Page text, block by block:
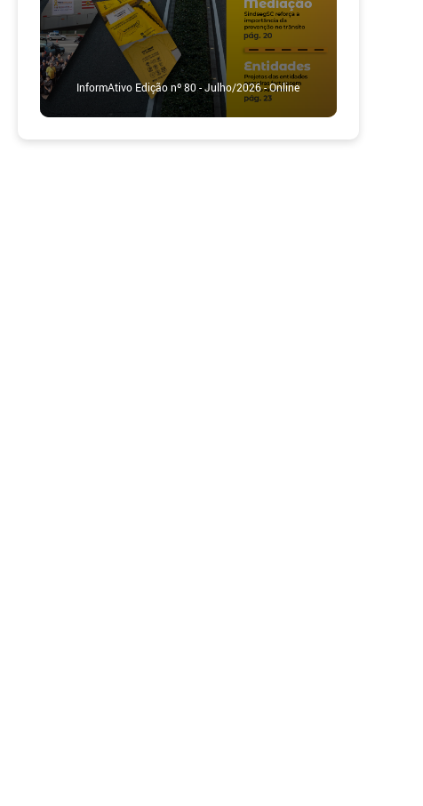
InformAtivo Edição nº 80 - Julho/2026 - Online